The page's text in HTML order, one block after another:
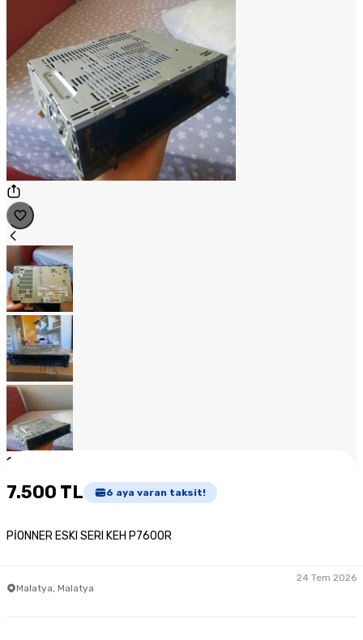
1
7.500 TL 6 aya varan taksit!
PİONNER ESKI SERI KEH P7600R
Malatya, Malatya
24 Tem 2026